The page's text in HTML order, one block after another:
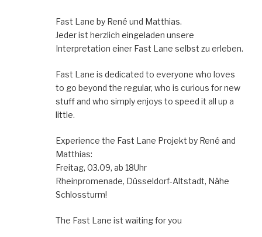
Fast Lane by René und Matthias.
Jeder ist herzlich eingeladen unsere
Interpretation einer Fast Lane selbst zu erleben.
Fast Lane is dedicated to everyone who loves
to go beyond the regular, who is curious for new
stuff and who simply enjoys to speed it all up a
little.
Experience the Fast Lane Projekt by René and
Matthias:
Freitag, 03.09, ab 18Uhr
Rheinpromenade, Düsseldorf-Altstadt, Nähe
Schlossturm!
The Fast Lane ist waiting for you